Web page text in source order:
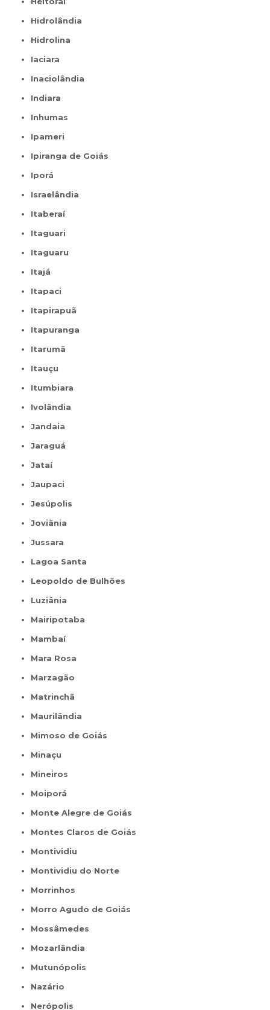
Hidrolândia
Hidrolina
Iaciara
Inaciolândia
Indiara
Inhumas
Ipameri
Ipiranga de Goiás
Iporá
Israelândia
Itaberaí
Itaguari
Itaguaru
Itajá
Itapaci
Itapirapuã
Itapuranga
Itarumã
Itauçu
Itumbiara
Ivolândia
Jandaia
Jaraguá
Jataí
Jaupaci
Jesúpolis
Joviânia
Jussara
Lagoa Santa
Leopoldo de Bulhões
Luziânia
Mairipotaba
Mambaí
Mara Rosa
Marzagão
Matrinchã
Maurilândia
Mimoso de Goiás
Minaçu
Mineiros
Moiporá
Monte Alegre de Goiás
Montes Claros de Goiás
Montividiu
Montividiu do Norte
Morrinhos
Morro Agudo de Goiás
Mossâmedes
Mozarlândia
Mutunópolis
Nazário
Nerópolis